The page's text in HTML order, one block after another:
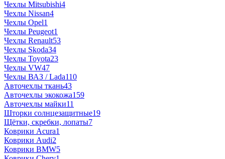
Чехлы Mitsubishi4
Чехлы Nissan4
Чехлы Opel1
Чехлы Peugeot1
Чехлы Renault53
Чехлы Skoda34
Чехлы Toyota23
Чехлы VW47
Чехлы ВАЗ / Lada110
Авточехлы ткань43
Авточехлы экокожа159
Авточехлы майки11
Шторки солнцезащитные19
Щётки, скребки, лопаты7
Коврики Acura1
Коврики Audi2
Коврики BMW5